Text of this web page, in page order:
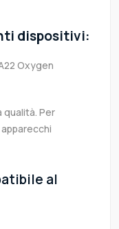
dispositivi:
Oxygen
qualità. Per
al